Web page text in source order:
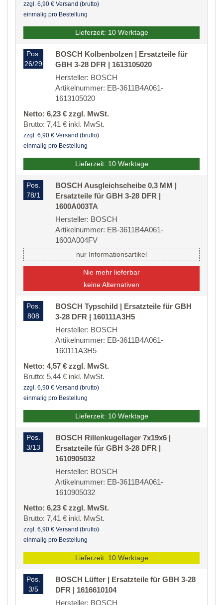
zzgl. 6,90 € Versand (brutto)
einmalig pro Bestellung
Lieferzeit: 10 Werktage
Pos.
26/29
BOSCH Kolbenbolzen | Ersatzteile für
GBH 3-28 DFR | 1613105020
Hersteller: BOSCH
Artikelnummer: EB-3611B4A061-
1613105020
Netto: 6,23 € zzgl. MwSt.
Brutto: 7,41 € inkl. MwSt.
zzgl. 6,90 € Versand (brutto)
einmalig pro Bestellung
Lieferzeit: 10 Werktage
Pos.
78/1
BOSCH Ausgleichscheibe 0,3 MM |
Ersatzteile für GBH 3-28 DFR |
1600A003TA
Hersteller: BOSCH
Artikelnummer: EB-3611B4A061-
1600A004FV
nur Informationsartikel
Nie mehr lieferbar
keine Alternativen
Pos.
808
BOSCH Typschild | Ersatzteile für GBH
3-28 DFR | 160111A3H5
Hersteller: BOSCH
Artikelnummer: EB-3611B4A061-
160111A3H5
Netto: 4,57 € zzgl. MwSt.
Brutto: 5,44 € inkl. MwSt.
zzgl. 6,90 € Versand (brutto)
einmalig pro Bestellung
Lieferzeit: 10 Werktage
Pos.
3/13
BOSCH Rillenkugellager 7x19x6 |
Ersatzteile für GBH 3-28 DFR |
1610905032
Hersteller: BOSCH
Artikelnummer: EB-3611B4A061-
1610905032
Netto: 6,23 € zzgl. MwSt.
Brutto: 7,41 € inkl. MwSt.
zzgl. 6,90 € Versand (brutto)
einmalig pro Bestellung
Lieferzeit: 10 Werktage
Pos.
3/5
BOSCH Lüfter | Ersatzteile für GBH 3-28
DFR | 1616610104
Hersteller: BOSCH